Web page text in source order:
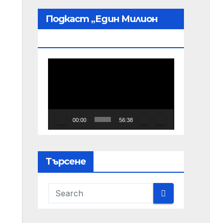
Подкаст „Един Милион
00:00 56:38
Търсене